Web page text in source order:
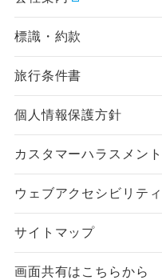
標識・約款
旅行条件書
個人情報保護方針
カスタマーハラスメン
ウェブアクセシビリテ
サイトマップ
画面共有はこちらから